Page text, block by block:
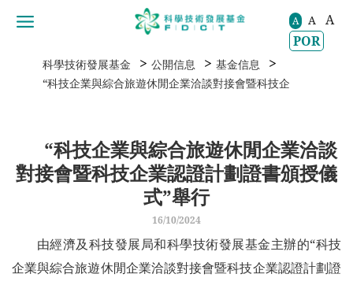
移動到内容區域 A A
A
POR
科學技術發展基金 > 公開信息 > 基金信息 >
“科技企業與綜合旅遊休閒企業洽談對接會暨科技企業認證計劃
“科技企業與綜合旅遊休閒企業洽談
對接會暨科技企業認證計劃證書頒授儀
式”舉行
16/10/2024
由經濟及科技發展局和科學技術發展基金主辦的“科技
企業與綜合旅遊休閒企業洽談對接會暨科技企業認證計劃證